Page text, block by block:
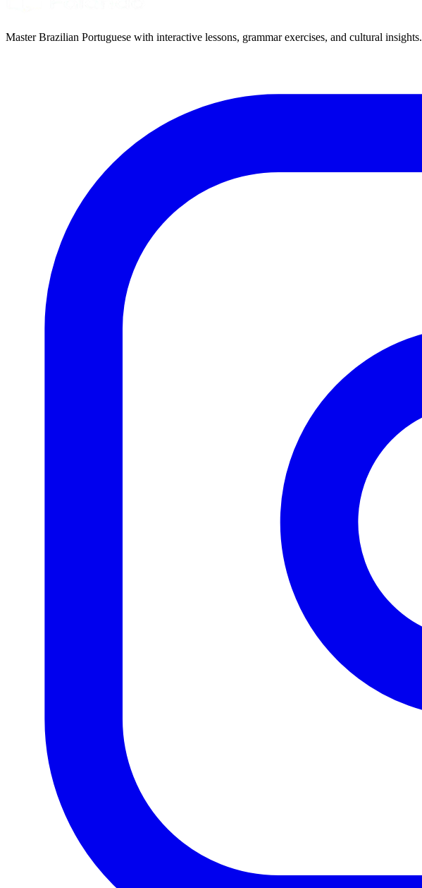
Master Brazilian Portuguese with interactive lessons, grammar exercises, and cultural insights.